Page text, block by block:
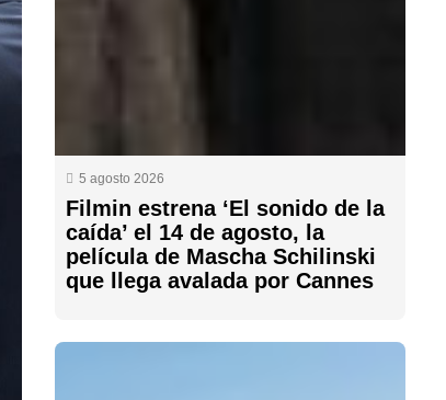
5 agosto 2026
Filmin estrena ‘El sonido de la
caída’ el 14 de agosto, la
película de Mascha Schilinski
que llega avalada por Cannes